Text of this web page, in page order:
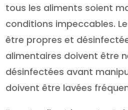
tous les aliments soient
conditions impeccables.
être propres et
alimentaires doivent être
désinfectées avant
doivent être lavées